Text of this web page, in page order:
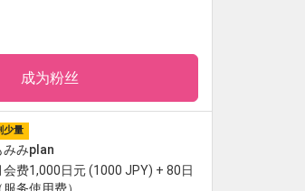
成为粉丝
少量
みみplan
会费1,000日元 (1000 JPY) + 80日
务使用费）